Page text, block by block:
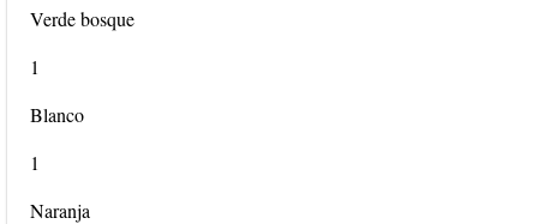
Verde bosque
1
Blanco
1
Naranja